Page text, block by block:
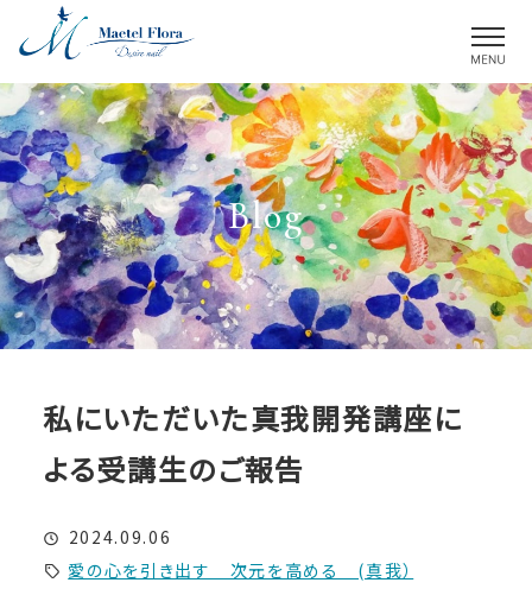
Blog
私にいただいた真我開発講座に
よる受講生のご報告
2024.09.06
愛の心を引き出す 次元を高める (真我）